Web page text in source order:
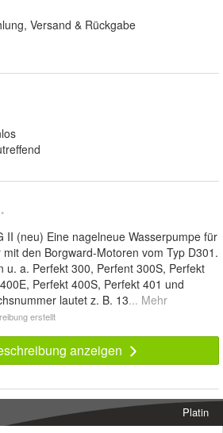
Versand & Rückgabe
*
II (neu) Eine nagelneue Wasserpumpe für
den Borgward-Motoren vom Typ D301.
u. a. Perfekt 300, Perfent 300S, Perfekt
Perfekt 400S, Perfekt 401 und
lautet z. B. 13... Mehr
erstellt
anzeigen
Platin